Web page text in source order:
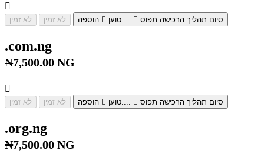
לא זמין לא זמין הוספה סיום תהליך הרכישה תפוס
.com.ng
₦7,500.00 NG
לא זמין לא זמין הוספה סיום תהליך הרכישה תפוס
.org.ng
₦7,500.00 NG